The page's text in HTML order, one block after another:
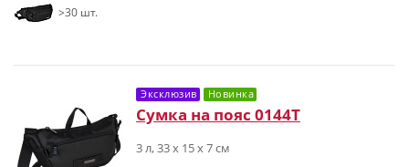
>30 шт.
Эксклюзив Новинка
Сумка на пояс 0144T
3 л, 33 х 15 х 7 см